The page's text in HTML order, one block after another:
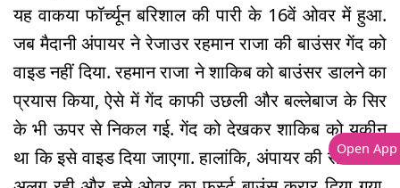
यह वाकया फॉर्च्यून बरिशाल की पारी के 16वें ओवर में हुआ.
जब मैदानी अंपायर ने रेजाउर रहमान राजा की बाउंसर गेंद को
वाइड नहीं दिया. रहमान राजा ने शाकिब को बाउंसर डालने का
प्रयास किया, ऐसे में गेंद काफी उछली और बल्लेबाज के सिर
के भी ऊपर से निकल गई. गेंद को देखकर शाकिब को यकीन
था कि इसे वाइड दिया जाएगा. हालांकि, अंपायर की राय उनसे
Open App